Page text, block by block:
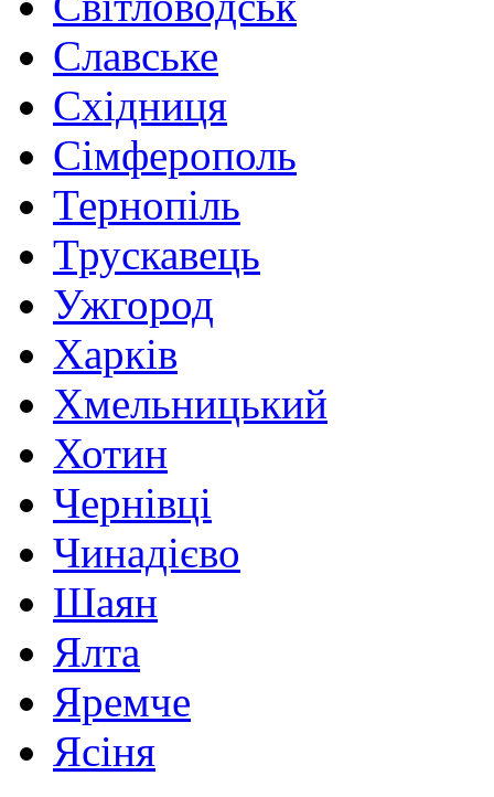
Славське
Східниця
Сімферополь
Тернопіль
Трускавець
Ужгород
Харків
Хмельницький
Хотин
Чернівці
Чинадієво
Шаян
Ялта
Яремче
Ясіня